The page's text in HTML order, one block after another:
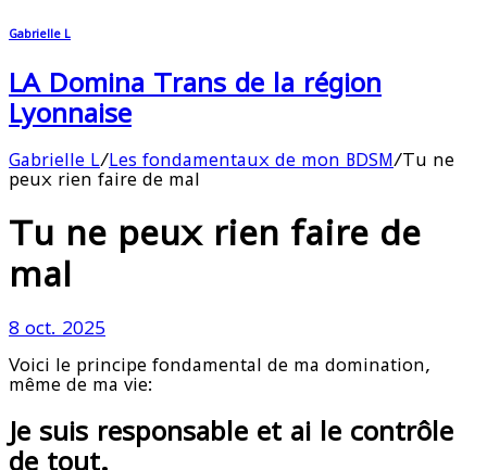
Gabrielle L
LA Domina Trans de la région
Lyonnaise
Gabrielle L/Les fondamentaux de mon BDSM/Tu ne
peux rien faire de mal
Tu ne peux rien faire de
mal
8 oct. 2025
Voici le principe fondamental de ma domination,
même de ma vie:
Je suis responsable et ai le contrôle
de tout.